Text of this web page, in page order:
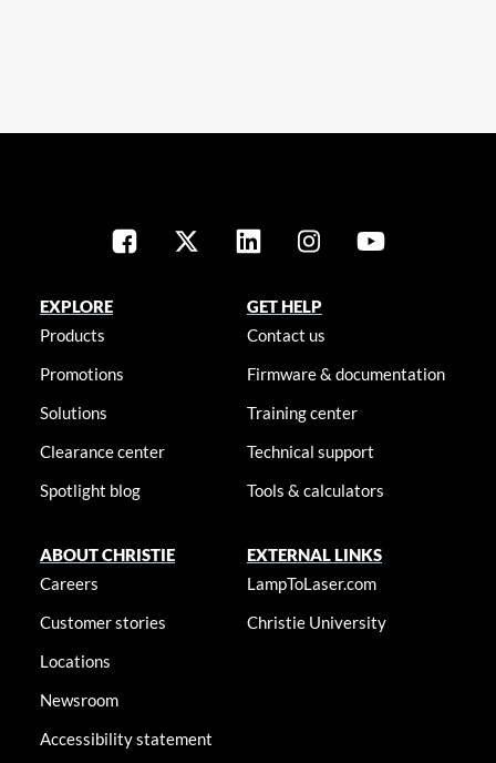
EXPLORE
Products
Promotions
Solutions
Clearance center
Spotlight blog
GET HELP
Contact us
Firmware & documentation
Training center
Technical support
Tools & calculators
ABOUT CHRISTIE
Careers
Customer stories
Locations
Newsroom
Accessibility statement
EXTERNAL LINKS
LampToLaser.com
Christie University